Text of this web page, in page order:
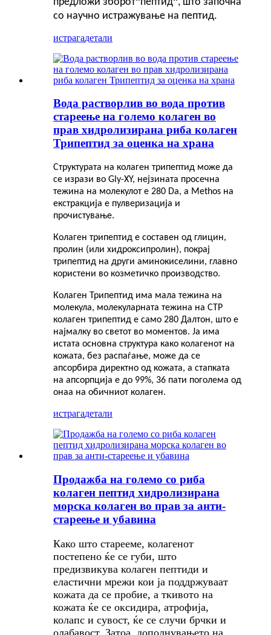
со научно истражување на пептид.
истрагадетали
Вода растворлив во вода против
стареење на големо колаген во
прав хидролизирана риба колаген
Трипептид за оценка на храна
Структурата на колаген трипептид може да
се изрази во Gly-XY, нејзината просечна
тежина на молекулот е 280 Da, а Methos на
екстракција е пулверизација и
прочистување.
Колаген трипептид е составен од глицин,
пролин (или хидроксипролин), покрај
трипептид на други аминокиселини, главно
користени во козметичко производство.
Колаген Трипептид има мала тежина на
молекула, молекуларната тежина на CTP
колаген трипептид е само 280 Далтон, што е
најмалку во светот во моментов. Ја има
истата основна структура како колагенот на
кожата, без распаѓање, може да се
апсорбира директно од кожата, а стапката
на апсорпција е до 99%, 36 пати поголема од
онаа на обичниот колаген.
истрагадетали
Продажба на големо со риба
колаген пептид хидролизирана
морска колаген во прав за анти-
стареење и убавина
Како што старееме, колагенот
постепено ќе се губи, што
предизвикува колаген пептиди и
еластични мрежи кои ја поддржуваат
кожата да се пробие, а ткивото на
кожата ќе се оксидира, атрофија,
колапс и сувост, ќе се случи брчки и
олабавост. Затоа, дополнувањето на